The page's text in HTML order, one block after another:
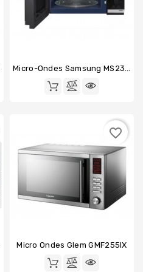
Micro Ondes Glem GMF255IX
favorite_border